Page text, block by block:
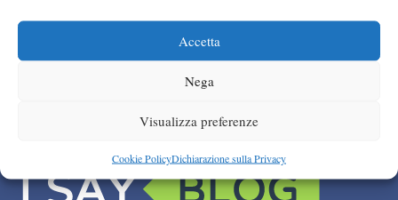
Accetta
Nega
Visualizza preferenze
Cookie PolicyDichiarazione sulla Privacy